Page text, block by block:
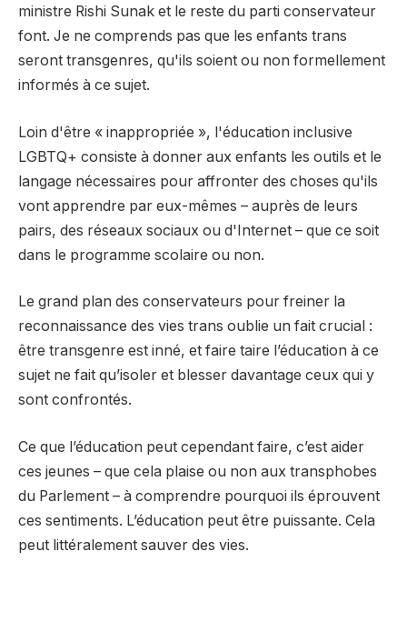
ministre Rishi Sunak et le reste du parti conservateur
font. Je ne comprends pas que les enfants trans
seront transgenres, qu'ils soient ou non formellement
informés à ce sujet.
Loin d'être « inappropriée », l'éducation inclusive
LGBTQ+ consiste à donner aux enfants les outils et le
langage nécessaires pour affronter des choses qu'ils
vont apprendre par eux-mêmes – auprès de leurs
pairs, des réseaux sociaux ou d'Internet – que ce soit
dans le programme scolaire ou non.
Le grand plan des conservateurs pour freiner la
reconnaissance des vies trans oublie un fait crucial :
être transgenre est inné, et faire taire l’éducation à ce
sujet ne fait qu’isoler et blesser davantage ceux qui y
sont confrontés.
Ce que l’éducation peut cependant faire, c’est aider
ces jeunes – que cela plaise ou non aux transphobes
du Parlement – ​​à comprendre pourquoi ils éprouvent
ces sentiments. L’éducation peut être puissante. Cela
peut littéralement sauver des vies.